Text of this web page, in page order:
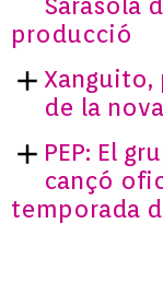
Sarasola
producció
de la
PEP: El
cançó
temporada